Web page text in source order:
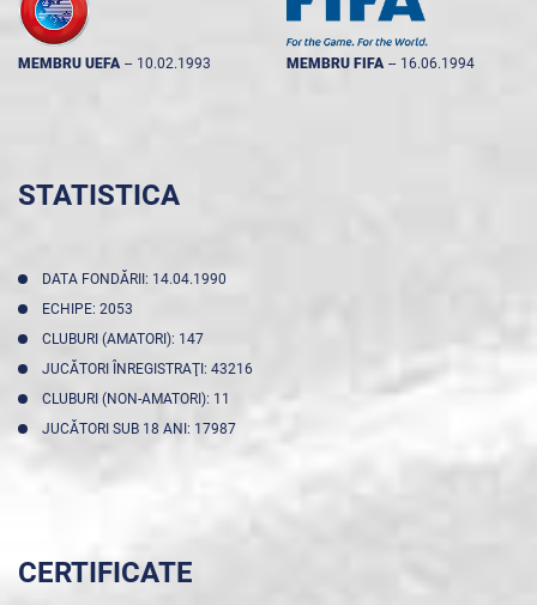
MEMBRU UEFA -- 10.02.1993 MEMBRU FIFA -- 16.06.1994
STATISTICA
DATA FONDĂRII: 14.04.1990
ECHIPE: 2053
CLUBURI (AMATORI): 147
JUCĂTORI ÎNREGISTRAŢI: 43216
CLUBURI (NON-AMATORI): 11
JUCĂTORI SUB 18 ANI: 17987
CERTIFICATE